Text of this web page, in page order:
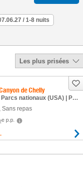
/ 1-8 nuits
Les plus prisées
de Chelly
États-Unis | Parcs nationaux (USA) | Parc national Canyon de Chelly
Sans repas
e p.p.